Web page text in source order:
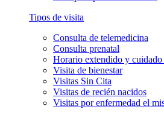
Tipos de visita
Consulta de telemedicina
Consulta prenatal
Horario extendido y cuidado
Visita de bienestar
Visitas Sin Cita
Visitas de recién nacidos
Visitas por enfermedad el